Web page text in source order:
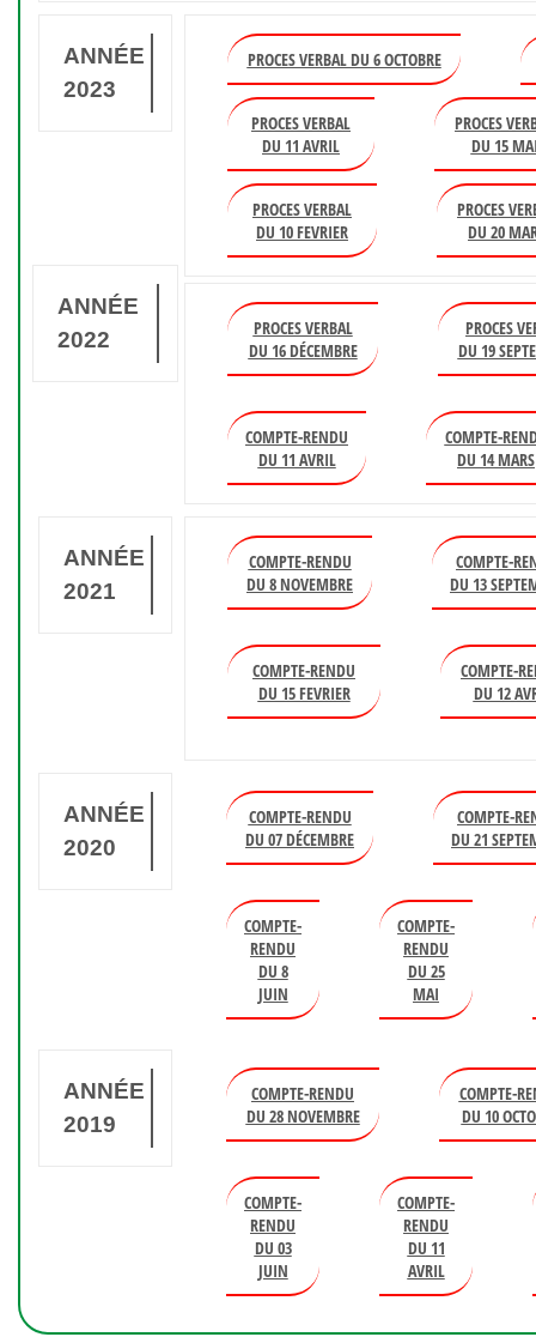
ANNÉE
2023
ANNÉE
2022
PROCES VERBAL DU 6 OCTOBRE
PROCES VERBAL
DU 11 AVRIL
PROCES
DU 15
PROCES VERBAL
DU 10 FEVRIER
PROCES
DU 20
PROCES VERBAL
DU 16 DÉCEMBRE
PROCES
DU 19
COMPTE-RENDU
DU 11 AVRIL
COMPTE-
DU 14 MARS
ANNÉE
2021
COMPTE-RENDU
DU 8 NOVEMBRE
COMPTE-
DU 13
COMPTE-RENDU
DU 15 FEVRIER
COMPTE-
DU 12
ANNÉE
2020
COMPTE-RENDU
DU 07 DÉCEMBRE
COMPTE-
DU 21
COMPTE-
RENDU
DU 8
JUIN
COMPTE-
RENDU
DU 25
MAI
ANNÉE
2019
COMPTE-RENDU
DU 28 NOVEMBRE
COMPTE-
DU 10
COMPTE-
RENDU
DU 03
JUIN
COMPTE-
RENDU
DU 11
AVRIL